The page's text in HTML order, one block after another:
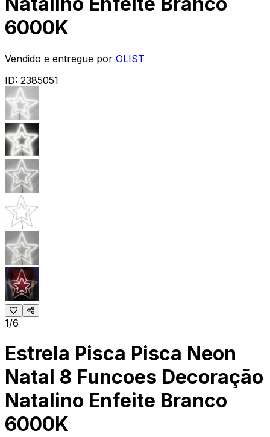
6000K
Vendido e entregue por OLIST
ID: 2385051
1/6
Estrela Pisca Pisca Neon
Natal 8 Funcoes Decoração
Natalino Enfeite Branco
6000K